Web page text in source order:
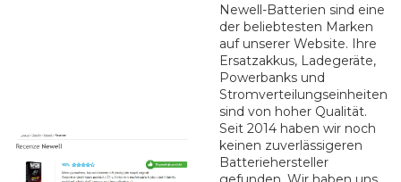
Newell-Batterien sind eine
der beliebtesten Marken
auf unserer Website. Ihre
Ersatzakkus, Ladegeräte,
Powerbanks und
Stromverteilungseinheiten
sind von hoher Qualität.
Seit 2014 haben wir noch
keinen zuverlässigeren
Batteriehersteller